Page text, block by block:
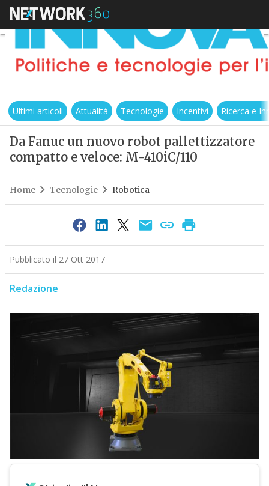
Ultimi articoli Attualità Tecnologie Incentivi Ricerca e
Da Fanuc un nuovo robot pallettizzatore
compatto e veloce: M-410iC/110
Home Tecnologie Robotica
Pubblicato il 27 Ott 2017
Redazione